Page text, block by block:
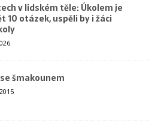
v lidském těle: Úkolem je
10 otázek, uspěli by i žáci
šmakounem